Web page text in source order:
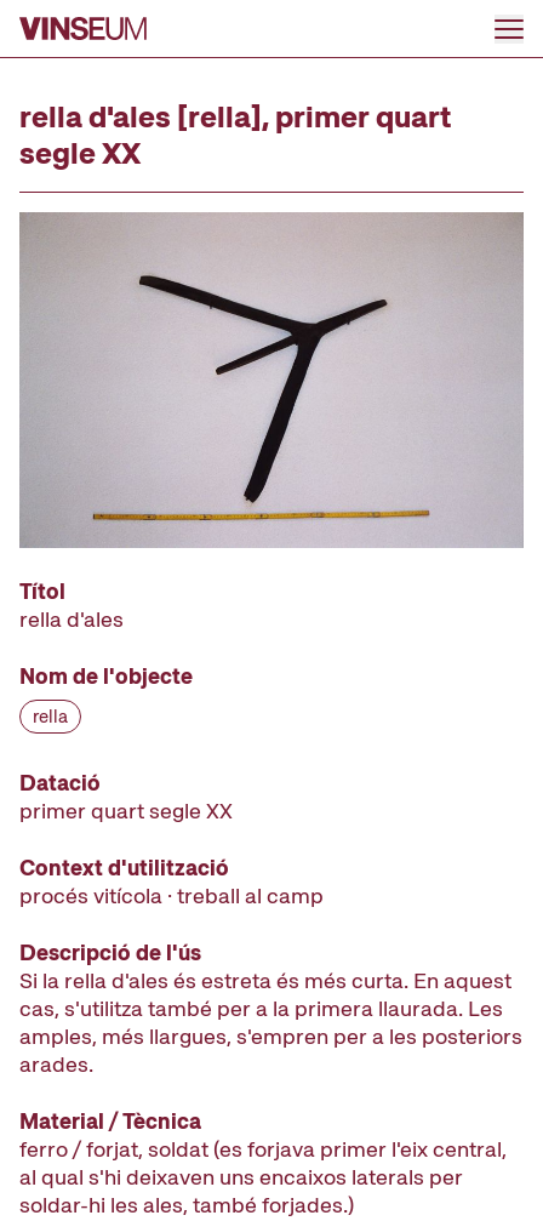
Anar al contingut
rella d'ales [rella], primer quart
segle XX
Títol
rella d'ales
Nom de l'objecte
rella
Datació
primer quart segle XX
Context d'utilització
procés vitícola · treball al camp
Descripció de l'ús
Si la rella d'ales és estreta és més curta. En aquest
cas, s'utilitza també per a la primera llaurada. Les
amples, més llargues, s'empren per a les posteriors
arades.
Material / Tècnica
ferro / forjat, soldat (es forjava primer l'eix central,
al qual s'hi deixaven uns encaixos laterals per
soldar-hi les ales, també forjades.)